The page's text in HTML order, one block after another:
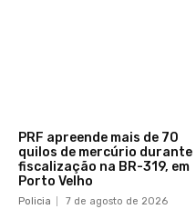
PRF apreende mais de 70
quilos de mercúrio durante
fiscalização na BR-319, em
Porto Velho
Policia 7 de agosto de 2026